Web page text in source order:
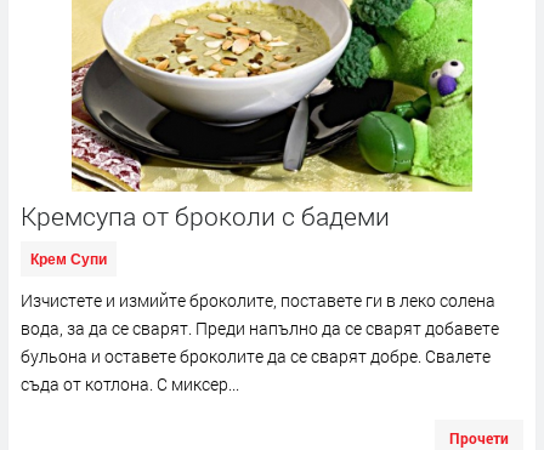
Кремсупа от броколи с бадеми
Крем Супи
Изчистете и измийте броколите, поставете ги в леко солена
вода, за да се сварят. Преди напълно да се сварят добавете
бульона и оставете броколите да се сварят добре. Свалете
съда от котлона. С миксер...
Прочети